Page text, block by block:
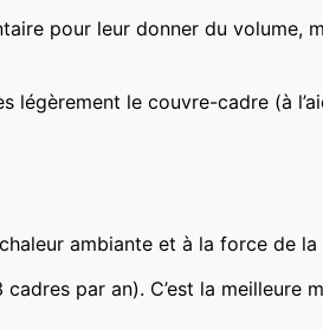
pour leur donner du volume,
légèrement le couvre-cadre (à
ambiante et à la force de la
par an). C’est la meilleure